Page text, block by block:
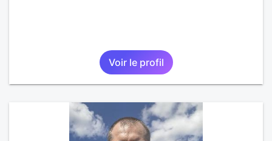
Voir le profil